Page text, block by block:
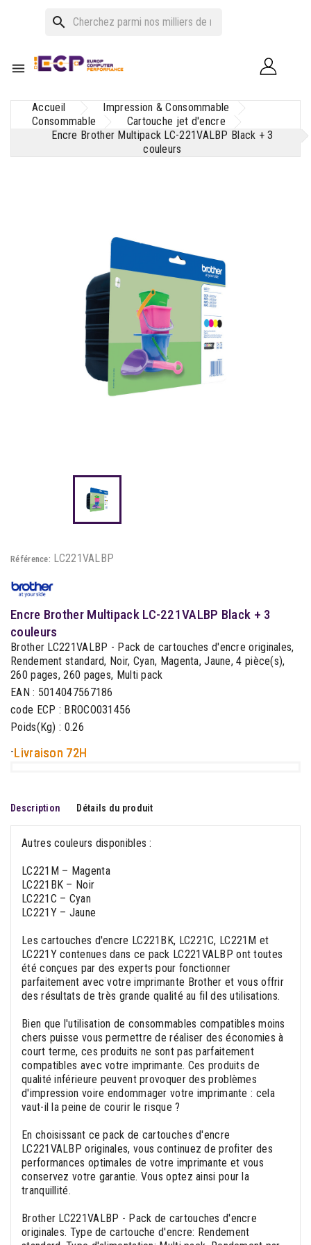
search

Accueil
Impression & Consommable
Consommable
Cartouche jet d'encre
Encre Brother Multipack LC-221VALBP Black + 3
couleurs
Référence: LC221VALBP
Encre Brother Multipack LC-221VALBP Black + 3
couleurs
Brother LC221VALBP - Pack de cartouches d'encre originales,
Rendement standard, Noir, Cyan, Magenta, Jaune, 4 pièce(s),
260 pages, 260 pages, Multi pack
EAN : 5014047567186
code ECP : BROCO031456
Poids(Kg) : 0.26
-Livraison 72H
Description Détails du produit
Autres couleurs disponibles :
LC221M – Magenta
LC221BK – Noir
LC221C – Cyan
LC221Y – Jaune
Les cartouches d'encre LC221BK, LC221C, LC221M et
LC221Y contenues dans ce pack LC221VALBP ont toutes
été conçues par des experts pour fonctionner
parfaitement avec votre imprimante Brother et vous offrir
des résultats de très grande qualité au fil des utilisations.
Bien que l'utilisation de consommables compatibles moins
chers puisse vous permettre de réaliser des économies à
court terme, ces produits ne sont pas parfaitement
compatibles avec votre imprimante. Ces produits de
qualité inférieure peuvent provoquer des problèmes
d'impression voire endommager votre imprimante : cela
vaut-il la peine de courir le risque ?
En choisissant ce pack de cartouches d'encre
LC221VALBP originales, vous continuez de profiter des
performances optimales de votre imprimante et vous
conservez votre garantie. Vous optez ainsi pour la
tranquillité.
Brother LC221VALBP - Pack de cartouches d'encre
originales. Type de cartouche d'encre: Rendement